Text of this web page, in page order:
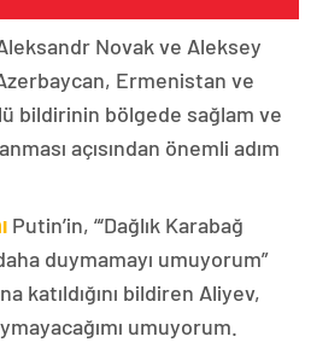
Novak ve Aleksey
Ermenistan ve
bildirinin bölgede sağlam ve
açısından önemli adım
Putin’in, “‘Dağlık Karabağ
duymamayı umuyorum”
katıldığını bildiren Aliyev,
umuyorum.